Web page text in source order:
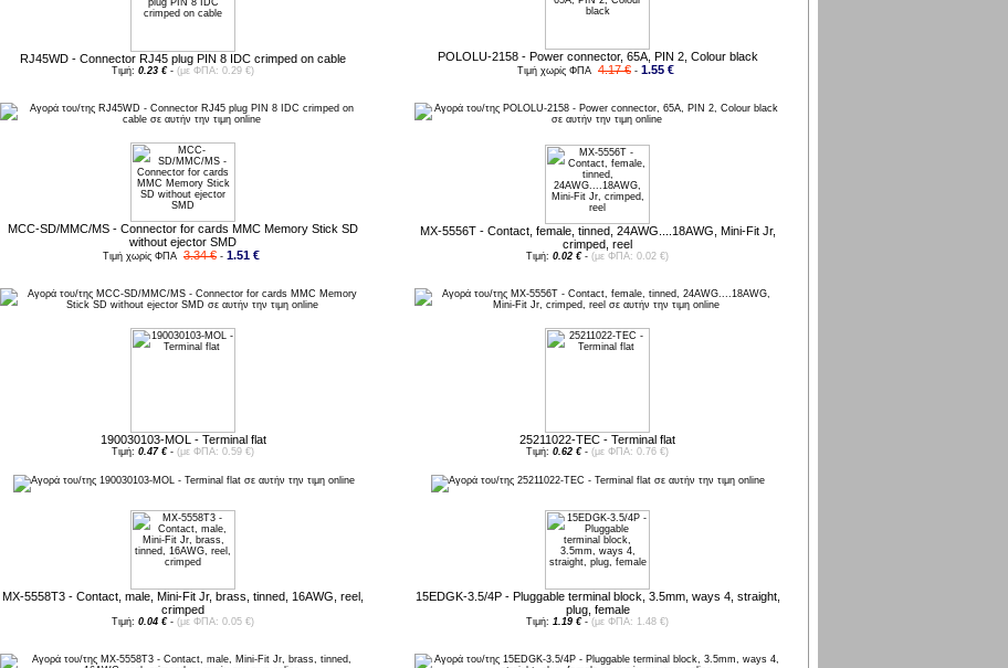
RJ45WD - Connector RJ45 plug PIN 8 IDC crimped on cable
Τιμή: 0.23 €- (με ΦΠΑ: 0.29 €)
POLOLU-2158 - Power connector, 65A, PIN 2, Colour black
Τιμή χωρίς ΦΠΑ 4.17 € - 1.55 €
MCC-SD/MMC/MS - Connector for cards MMC Memory Stick SD
without ejector SMD
Τιμή χωρίς ΦΠΑ 3.34 € - 1.51 €
MX-5556T - Contact, female, tinned, 24AWG....18AWG, Mini-Fit Jr,
crimped, reel
Τιμή: 0.02 €- (με ΦΠΑ: 0.02 €)
190030103-MOL - Terminal flat
Τιμή: 0.47 €- (με ΦΠΑ: 0.59 €)
25211022-TEC - Terminal flat
Τιμή: 0.62 €- (με ΦΠΑ: 0.76 €)
MX-5558T3 - Contact, male, Mini-Fit Jr, brass, tinned, 16AWG, reel,
crimped
Τιμή: 0.04 €- (με ΦΠΑ: 0.05 €)
15EDGK-3.5/4P - Pluggable terminal block, 3.5mm, ways 4, straight,
plug, female
Τιμή: 1.19 €- (με ΦΠΑ: 1.48 €)